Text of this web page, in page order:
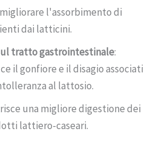
l'assorbimento di
dai latticini.
tratto gastrointestinale:
il gonfiore e il disagio associati
al lattosio.
una migliore digestione dei
lattiero-caseari.